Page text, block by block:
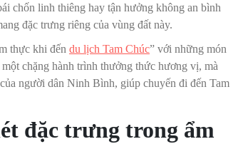
chốn linh thiêng hay tận hưởng không an bình
đặc trưng riêng của vùng đất này.
thực khi đến du lịch Tam Chúc” với những món
chặng hành trình thưởng thức hương vị, mà
người dân Ninh Bình, giúp chuyến đi đến Tam
đặc trưng trong ẩm